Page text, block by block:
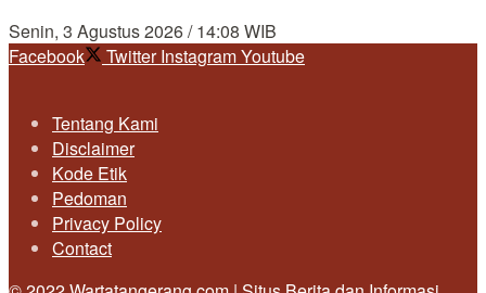
Senin, 3 Agustus 2026 / 14:08 WIB
Facebook
Twitter InstagramYoutube
Tentang Kami
Disclaimer
Kode Etik
Pedoman
Privacy Policy
Contact